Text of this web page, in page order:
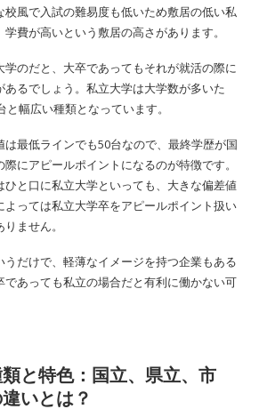
風で入試の難易度も低いため敷居の低い私
費が高いという敷居の高さがあります。
学のだと、大卒であってもそれが就活の際に
るでしょう。私立大学は大学数が多いた
幅広い種類となっています。
最低ラインでも50台なので、最終学歴が国
にアピールポイントになるのが特徴です。
ひと口に私立大学といっても、大きな偏差値
っては私立大学卒をアピールポイント扱い
ません。
だけで、軽薄なイメージを持つ企業もある
であっても私立の場合だと有利に働かない可
と特色：国立、県立、市
いとは？